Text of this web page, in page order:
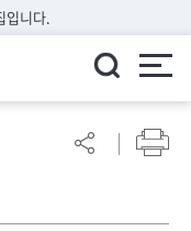
입니다.